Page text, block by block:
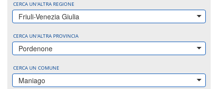
CERCA UN'ALTRA REGIONE
Friuli-Venezia Giulia
CERCA UN'ALTRA PROVINCIA
Pordenone
CERCA UN COMUNE
Maniago